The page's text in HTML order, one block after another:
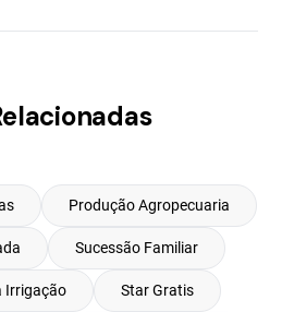
Produção Agropecuaria
Sucessão Familiar
Irrigação Star Gratis